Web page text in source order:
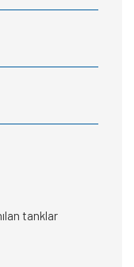
tanklar